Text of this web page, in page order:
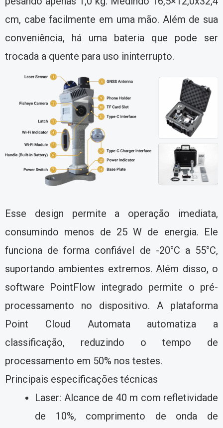
cm, cabe facilmente em uma mão. Além de sua
conveniência, há uma bateria que pode ser
trocada a quente para uso ininterrupto.
Esse design permite a operação imediata,
consumindo menos de 25 W de energia. Ele
funciona de forma confiável de -20°C a 55°C,
suportando ambientes extremos. Além disso, o
software PointFlow integrado permite o pré-
processamento no dispositivo. A plataforma
Point Cloud Automata automatiza a
classificação, reduzindo o tempo de
processamento em 50% nos testes.
Principais especificações técnicas
Laser: Alcance de 40 m com refletividade
de 10%, comprimento de onda de